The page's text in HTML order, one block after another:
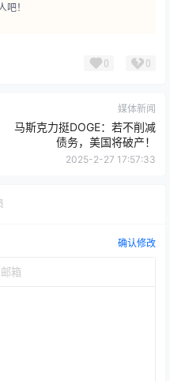
！
0 0
媒体新闻
马斯克力挺DOGE：若不削减
债务，美国将破产！
2025-2-27 17:57:33
确认修改